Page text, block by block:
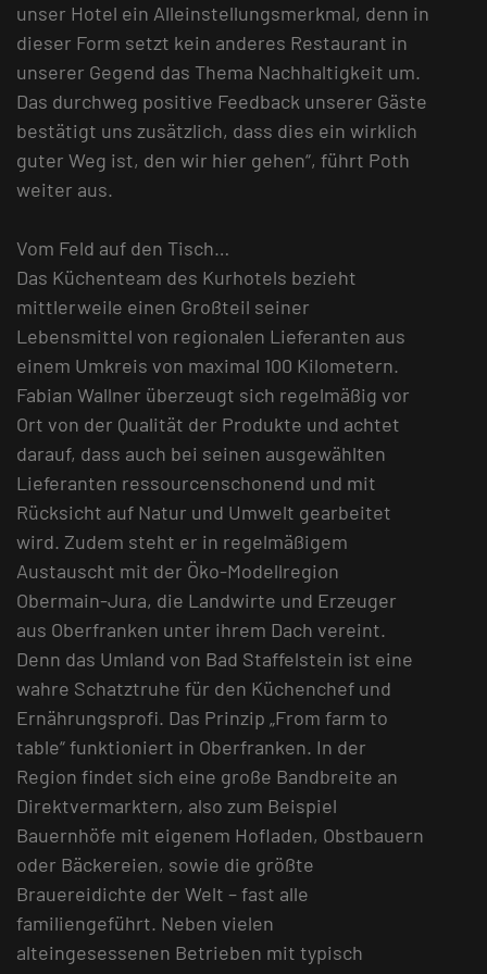
unser Hotel ein Alleinstellungsmerkmal, denn in
dieser Form setzt kein anderes Restaurant in
unserer Gegend das Thema Nachhaltigkeit um.
Das durchweg positive Feedback unserer Gäste
bestätigt uns zusätzlich, dass dies ein wirklich
guter Weg ist, den wir hier gehen“, führt Poth
weiter aus.
Vom Feld auf den Tisch…
Das Küchenteam des Kurhotels bezieht
mittlerweile einen Großteil seiner
Lebensmittel von regionalen Lieferanten aus
einem Umkreis von maximal 100 Kilometern.
Fabian Wallner überzeugt sich regelmäßig vor
Ort von der Qualität der Produkte und achtet
darauf, dass auch bei seinen ausgewählten
Lieferanten ressourcenschonend und mit
Rücksicht auf Natur und Umwelt gearbeitet
wird. Zudem steht er in regelmäßigem
Austauscht mit der Öko-Modellregion
Obermain-Jura, die Landwirte und Erzeuger
aus Oberfranken unter ihrem Dach vereint.
Denn das Umland von Bad Staffelstein ist eine
wahre Schatztruhe für den Küchenchef und
Ernährungsprofi. Das Prinzip „From farm to
table“ funktioniert in Oberfranken. In der
Region findet sich eine große Bandbreite an
Direktvermarktern, also zum Beispiel
Bauernhöfe mit eigenem Hofladen, Obstbauern
oder Bäckereien, sowie die größte
Brauereidichte der Welt – fast alle
familiengeführt. Neben vielen
alteingesessenen Betrieben mit typisch